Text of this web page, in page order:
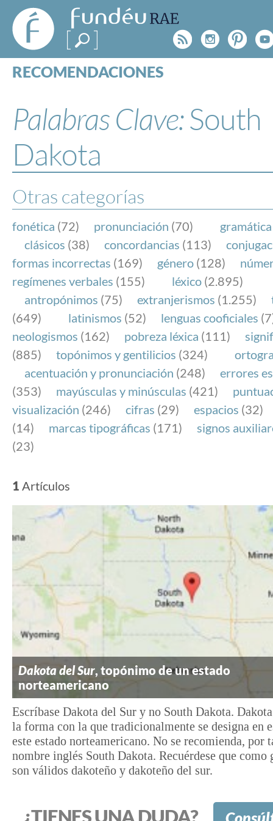
FundéuRAE
- Fundación
del Español
Urgente
Rss
RECOMENDACIONES
ESPECIALES
BLOG
NOTICIAS
FundéuRAE es una fundación patrocinada por la
y la Real Academia Española, cuyo objetivo es
el buen uso del español en los medios de
Internet.
Palabras Clave:South
Dakota
Otras categorías
fonética (72) pronunciación (70) gramática
clásicos (38) concordancias (113)
formas incorrectas (169) género (128)
regímenes verbales (155) léxico (2.895)
antropónimos (75) extranjerismos (1.255)
(649)
latinismos (52) lenguas cooficiales
neologismos (162) pobreza léxica (111)
(885)
topónimos y gentilicios (324)
acentuación y pronunciación (248)
errores
(353)
mayúsculas y minúsculas (421)
visualización (246) cifras (29) espacios (32)
(14)
marcas tipográficas (171)
signos
(23)
1 Artículos
Dakota del Sur, topónimo de un estado
norteamericano
Escríbase Dakota del Sur y no South Dakota.
la forma con la que tradicionalmente se designa en
este estado norteamericano. No se recomienda, por
nombre inglés South Dakota. Recuérdese que
son válidos dakoteño y dakoteño del sur.
¿TIENES UNA DUDA?